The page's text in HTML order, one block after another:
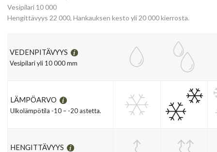
Vesipilari 10 000
Hengittävyys 22 000, Hankauksen kesto yli 20 000 kierrosta.
VEDENPITÄVYYS
Vesipilari yli 10 000 mm
LÄMPÖARVO
Ulkolämpötila -10 – -20 astetta.
HENGITTÄVYYS